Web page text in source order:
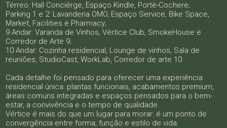
Térreo: Hall Conciêrge, Espaço Kindle, Portè-Cochere;
Parking 1 e 2: Lavanderia OMO, Espaço Service, Bike Space,
Market, Facilities e Pharmacy;
9 Andar: Varanda de Vinhos, Vértice Club, SmokeHouse e
Corredor de Arte 9;
10 Andar: Cozinha residencial, Lounge de vinhos, Sala de
reuniões, StudioCast, WorkLab, Corredor de arte 10.
Cada detalhe foi pensado para oferecer uma experiência
residencial única: plantas funcionais, acabamentos premium,
áreas comuns integradas e espaços pensados para o bem-
estar, a convivência e o tempo de qualidade.
Vértice é mais do que um lugar para morar: é um ponto de
convergência entre forma, função e estilo de vida.